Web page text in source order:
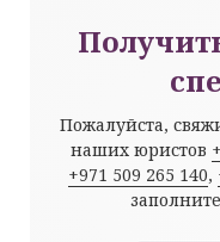
Пожалуйста,
наших юристов
+971 509 265 140,